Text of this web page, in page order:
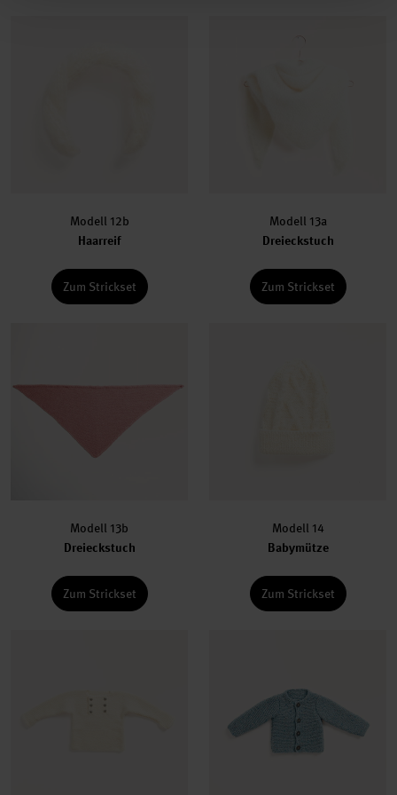
Modell 12b
Haarreif
Zum Strickset
Modell 13a
Dreieckstuch
Zum Strickset
Modell 13b
Dreieckstuch
Zum Strickset
Modell 14
Babymütze
Zum Strickset